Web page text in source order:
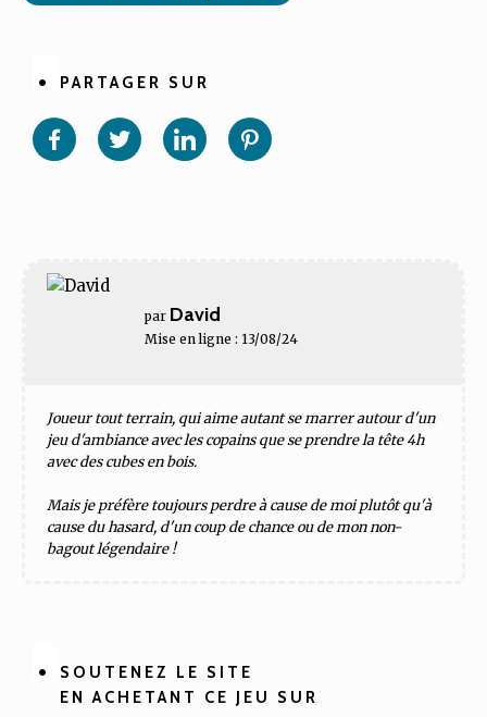
PARTAGER SUR
Partager
sur
Partager
sur sur
par David
Mise en ligne : 13/08/24
Joueur tout terrain, qui aime autant se marrer autour d'un
jeu d'ambiance avec les copains que se prendre la tête 4h
avec des cubes en bois.
Mais je préfère toujours perdre à cause de moi plutôt qu'à
cause du hasard, d'un coup de chance ou de mon non-
bagout légendaire !
SOUTENEZ LE SITE
EN ACHETANT CE JEU SUR